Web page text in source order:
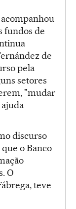
fundos de
de
pela
setores
"mudar
discurso
o Banco
O
teve